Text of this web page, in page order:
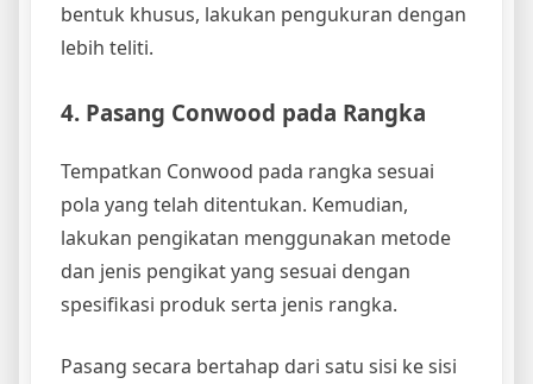
bentuk khusus, lakukan pengukuran dengan
lebih teliti.
4. Pasang Conwood pada Rangka
Tempatkan Conwood pada rangka sesuai
pola yang telah ditentukan. Kemudian,
lakukan pengikatan menggunakan metode
dan jenis pengikat yang sesuai dengan
spesifikasi produk serta jenis rangka.
Pasang secara bertahap dari satu sisi ke sisi